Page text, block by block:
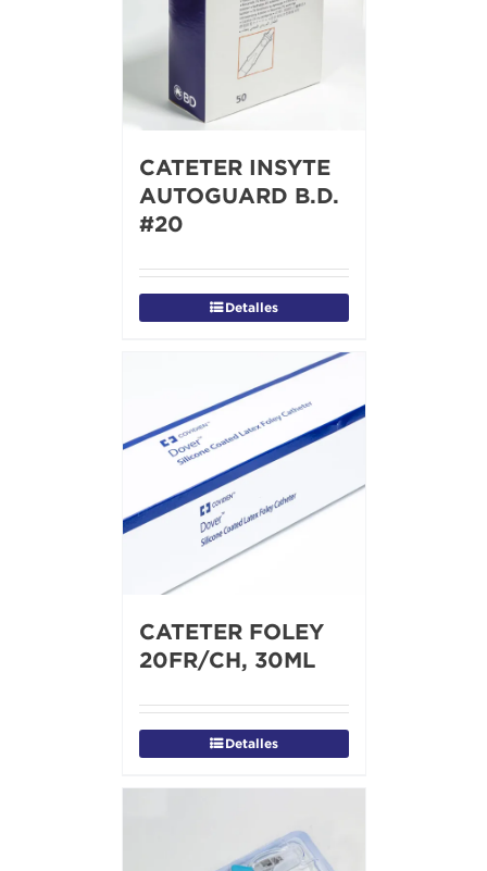
CATETER INSYTE
AUTOGUARD B.D.
#20
Detalles
CATETER FOLEY
20FR/CH, 30ML
Detalles